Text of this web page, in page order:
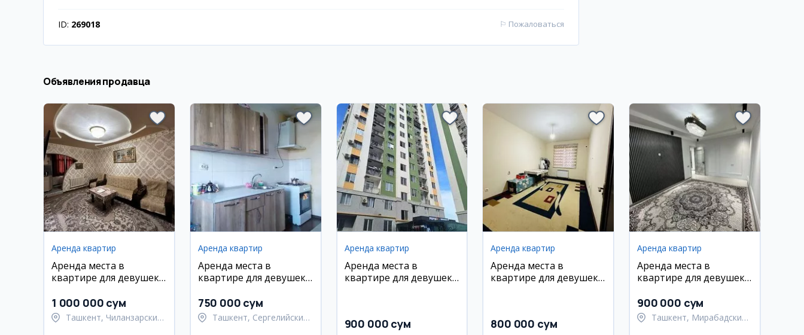
ID: 269018 ⚐ Пожаловаться
Объявления продавца
Аренда квартир
Аренда места в
квартире для девушек
1 000 000 сум
Ташкент, Чиланзарский
Аренда квартир
Аренда места в
квартире для девушек
750 000 сум
Ташкент, Сергелийский
Аренда квартир
Аренда места в
квартире для девушек
900 000 сум
Аренда квартир
Аренда места в
квартире для девушек
800 000 сум
Аренда квартир
Аренда места в
квартире для девушек
900 000 сум
Ташкент, Мирабадский